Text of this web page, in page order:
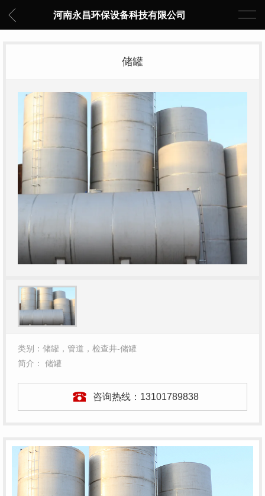
河南永昌环保设备科技有限公司
储罐
类别：储罐，管道，检查井-储罐
简介： 储罐
咨询热线： 13101789838